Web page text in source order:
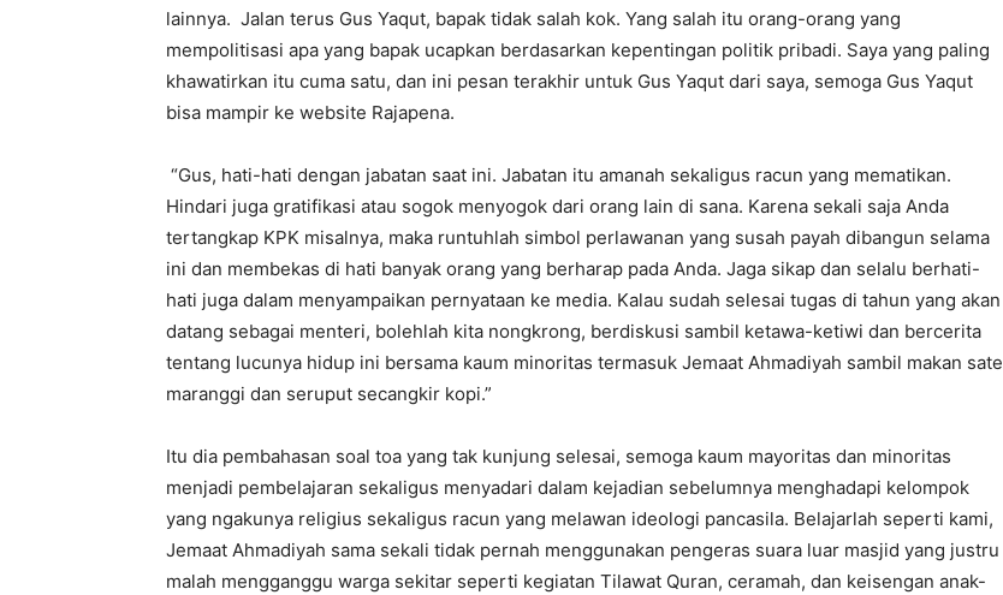
lainnya. Jalan terus Gus Yaqut, bapak tidak salah kok. Yang salah itu orang-orang yang
mempolitisasi apa yang bapak ucapkan berdasarkan kepentingan politik pribadi. Saya yang paling
khawatirkan itu cuma satu, dan ini pesan terakhir untuk Gus Yaqut dari saya, semoga Gus Yaqut
bisa mampir ke website Rajapena.
“Gus, hati-hati dengan jabatan saat ini. Jabatan itu amanah sekaligus racun yang mematikan.
Hindari juga gratifikasi atau sogok menyogok dari orang lain di sana. Karena sekali saja Anda
tertangkap KPK misalnya, maka runtuhlah simbol perlawanan yang susah payah dibangun selama
ini dan membekas di hati banyak orang yang berharap pada Anda. Jaga sikap dan selalu berhati-
hati juga dalam menyampaikan pernyataan ke media. Kalau sudah selesai tugas di tahun yang akan
datang sebagai menteri, bolehlah kita nongkrong, berdiskusi sambil ketawa-ketiwi dan bercerita
tentang lucunya hidup ini bersama kaum minoritas termasuk Jemaat Ahmadiyah sambil makan sate
maranggi dan seruput secangkir kopi.”
Itu dia pembahasan soal toa yang tak kunjung selesai, semoga kaum mayoritas dan minoritas
menjadi pembelajaran sekaligus menyadari dalam kejadian sebelumnya menghadapi kelompok
yang ngakunya religius sekaligus racun yang melawan ideologi pancasila. Belajarlah seperti kami,
Jemaat Ahmadiyah sama sekali tidak pernah menggunakan pengeras suara luar masjid yang justru
malah mengganggu warga sekitar seperti kegiatan Tilawat Quran, ceramah, dan keisengan anak-